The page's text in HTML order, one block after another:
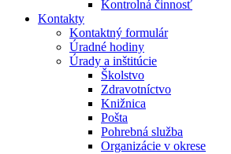
Kontrolná činnosť
Kontakty
Kontaktný formulár
Úradné hodiny
Úrady a inštitúcie
Školstvo
Zdravotníctvo
Knižnica
Pošta
Pohrebná služba
Organizácie v okrese